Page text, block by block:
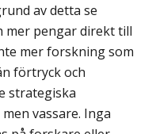
av detta se
mer pengar direkt till
mer forskning som
förtryck och
strategiska
vassare. Inga